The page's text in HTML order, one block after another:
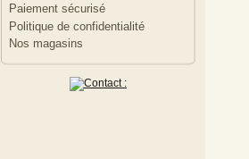
Paiement sécurisé
Politique de confidentialité
Nos magasins